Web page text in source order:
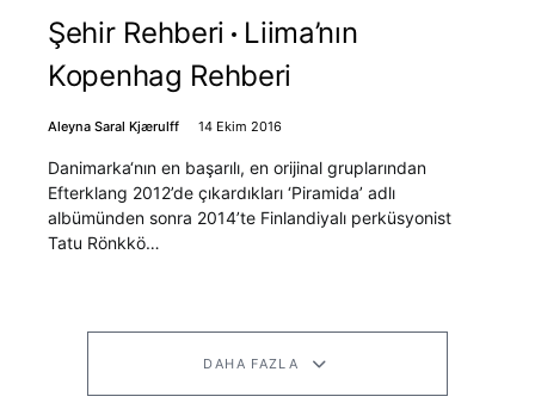
Şehir Rehberi
Liima’nın
Kopenhag Rehberi
Aleyna Saral Kjærulff 14 Ekim 2016
Danimarka‘nın en başarılı, en orijinal gruplarından
Efterklang 2012’de çıkardıkları ‘Piramida’ adlı
albümünden sonra 2014’te Finlandiyalı perküsyonist
Tatu Rönkkö…
DAHA FAZLA